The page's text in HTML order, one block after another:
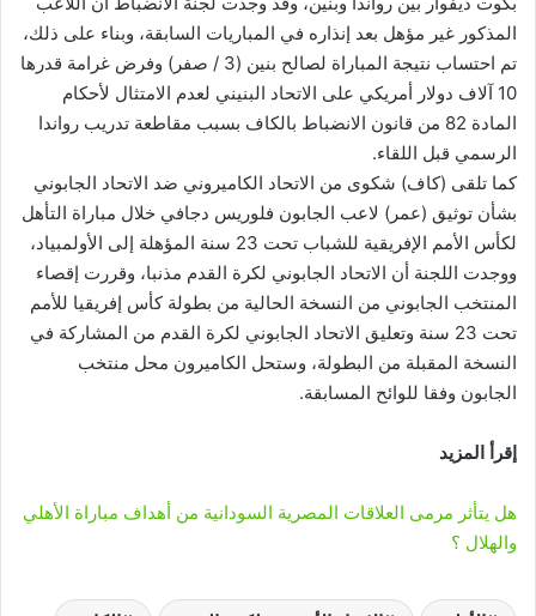
المذكور غير مؤهل بعد إنذاره في المباريات السابقة، وبناء على ذلك،
تم احتساب نتيجة المباراة لصالح بنين (3 / صفر) وفرض غرامة قدرها
10 آلاف دولار أمريكي على الاتحاد البنيني لعدم الامتثال لأحكام
المادة 82 من قانون الانضباط بالكاف بسبب مقاطعة تدريب رواندا
الرسمي قبل اللقاء.
كما تلقى (كاف) شكوى من الاتحاد الكاميروني ضد الاتحاد الجابوني
بشأن توثيق (عمر) لاعب الجابون فلوريس دجافي خلال مباراة التأهل
لكأس الأمم الإفريقية للشباب تحت 23 سنة المؤهلة إلى الأولمبياد،
ووجدت اللجنة أن الاتحاد الجابوني لكرة القدم مذنبا، وقررت إقصاء
المنتخب الجابوني من النسخة الحالية من بطولة كأس إفريقيا للأمم
تحت 23 سنة وتعليق الاتحاد الجابوني لكرة القدم من المشاركة في
النسخة المقبلة من البطولة، وستحل الكاميرون محل منتخب
الجابون وفقا للوائح المسابقة.
إقرأ المزيد
هل يتأثر مرمى العلاقات المصرية السودانية من أهداف مباراة الأهلي
والهلال ؟